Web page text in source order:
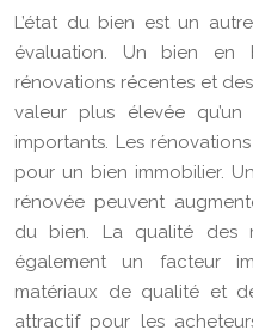
L’état du bien est un
évaluation. Un bien en
rénovations récentes et
valeur plus élevée
importants. Les
pour un bien immobilier.
rénovée peuvent
du bien. La qualité des
également un facteur
matériaux de qualité et
attractif pour les